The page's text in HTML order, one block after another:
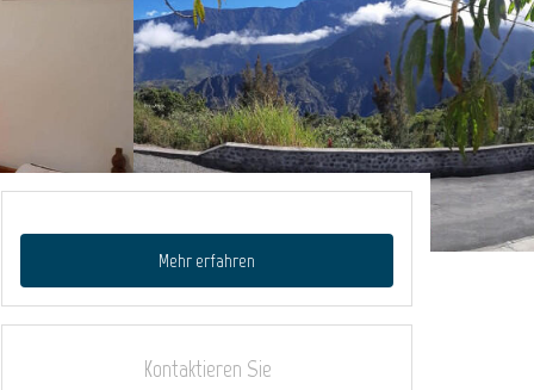
Mehr erfahren
Kontaktieren Sie